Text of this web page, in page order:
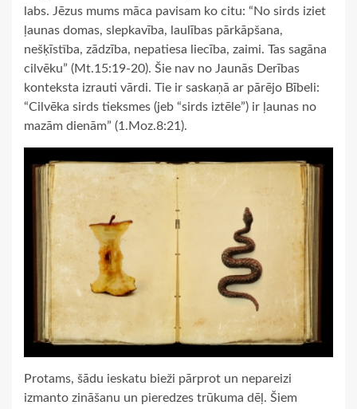
labs. Jēzus mums māca pavisam ko citu: “No sirds iziet
ļaunas domas, slepkavība, laulības pārkāpšana,
nešķīstība, zādzība, nepatiesa liecība, zaimi. Tas sagāna
cilvēku” (Mt.15:19-20). Šie nav no Jaunās Derības
konteksta izrauti vārdi. Tie ir saskaņā ar pārējo Bībeli:
“Cilvēka sirds tieksmes (jeb “sirds iztēle”) ir ļaunas no
mazām dienām” (1.Moz.8:21).
Protams, šādu ieskatu bieži pārprot un nepareizi
izmanto zināšanu un pieredzes trūkuma dēļ. Šiem